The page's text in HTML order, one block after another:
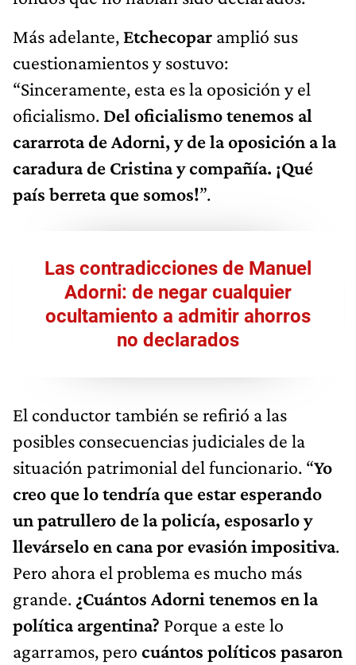
Más adelante, Etchecopar amplió sus
cuestionamientos y sostuvo:
“Sinceramente, esta es la oposición y el
oficialismo. Del oficialismo tenemos al
cararrota de Adorni, y de la oposición a la
caradura de Cristina y compañía. ¡Qué
país berreta que somos!”.
Las contradicciones de Manuel
Adorni: de negar cualquier
ocultamiento a admitir ahorros
no declarados
El conductor también se refirió a las
posibles consecuencias judiciales de la
situación patrimonial del funcionario. “Yo
creo que lo tendría que estar esperando
un patrullero de la policía, esposarlo y
llevárselo en cana por evasión impositiva.
Pero ahora el problema es mucho más
grande. ¿Cuántos Adorni tenemos en la
política argentina? Porque a este lo
agarramos, pero cuántos políticos pasaron